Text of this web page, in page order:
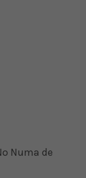
Numa de